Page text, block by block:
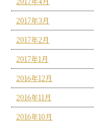
2017年3月
2017年2月
2017年1月
2016年12月
2016年11月
2016年10月